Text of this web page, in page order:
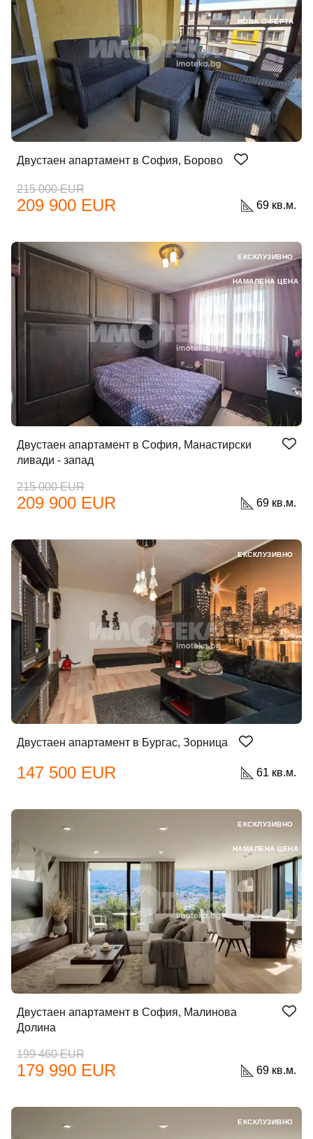
Двустаен апартамент в София, Борово
215 000 EUR
209 900 EUR 69 кв.м.
НОВА ОФЕРТА
Двустаен апартамент в София, Манастирски
ливади - запад
215 000 EUR
209 900 EUR 69 кв.м.
ЕКСКЛУЗИВНО
НАМАЛЕНА ЦЕНА
Двустаен апартамент в Бургас, Зорница
147 500 EUR 61 кв.м.
ЕКСКЛУЗИВНО
Двустаен апартамент в София, Малинова
Долина
199 460 EUR
179 990 EUR 69 кв.м.
ЕКСКЛУЗИВНО
НАМАЛЕНА ЦЕНА
ЕКСКЛУЗИВНО